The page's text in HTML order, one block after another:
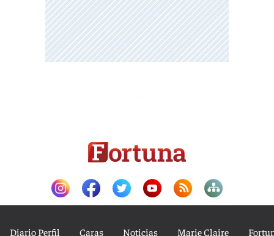
Diario Perfil Caras Noticias Marie Claire